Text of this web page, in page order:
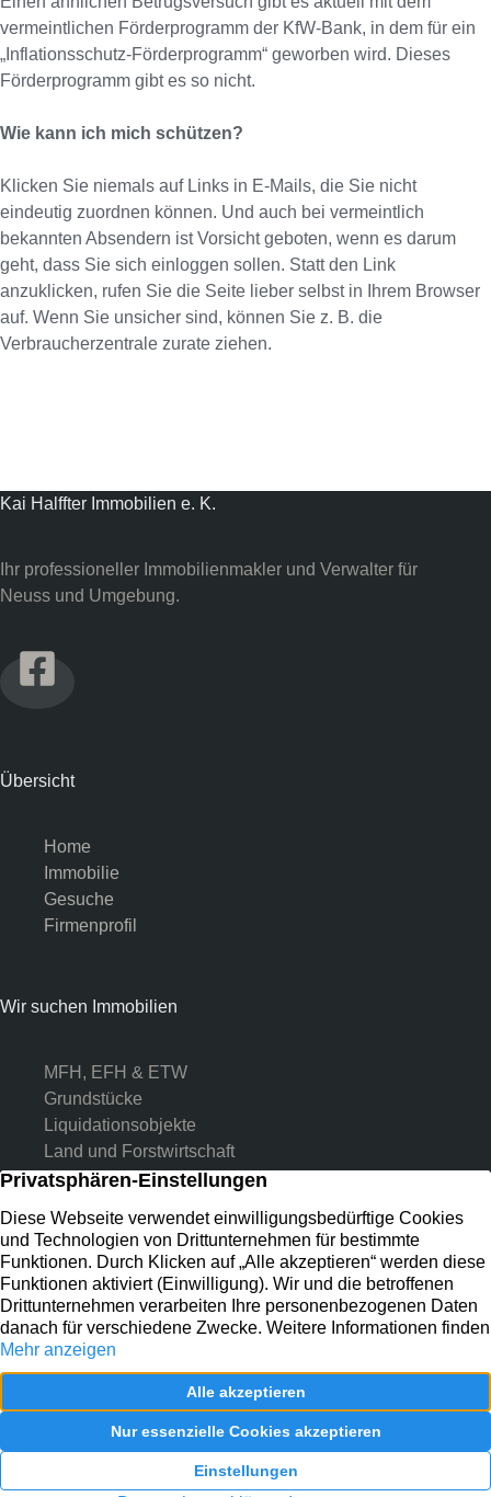
vermeintlichen Förderprogramm der KfW-Bank, in dem für ein
„Inflationsschutz-Förderprogramm“ geworben wird. Dieses
Förderprogramm gibt es so nicht.
Wie kann ich mich schützen?
Klicken Sie niemals auf Links in E-Mails, die Sie nicht
eindeutig zuordnen können. Und auch bei vermeintlich
bekannten Absendern ist Vorsicht geboten, wenn es darum
geht, dass Sie sich einloggen sollen. Statt den Link
anzuklicken, rufen Sie die Seite lieber selbst in Ihrem Browser
auf. Wenn Sie unsicher sind, können Sie z. B. die
Verbraucherzentrale zurate ziehen.
Kai Halffter Immobilien e. K.
Ihr professioneller Immobilienmakler und Verwalter für
Neuss und Umgebung.
Übersicht
Home
Immobilie
Gesuche
Firmenprofil
Wir suchen Immobilien
MFH, EFH & ETW
Grundstücke
Liquidationsobjekte
Land und Forstwirtschaft
Kontakt
Preussenstr. 31
41464 Neuss
02131 133 11 55
E-MAIL SENDEN